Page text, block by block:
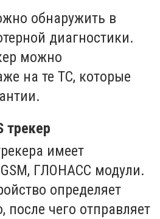
обнаружить в
диагностики.
можно
на те ТС, которые
трекер
имеет
ГЛОНАСС модули.
определяет
чего отправляет